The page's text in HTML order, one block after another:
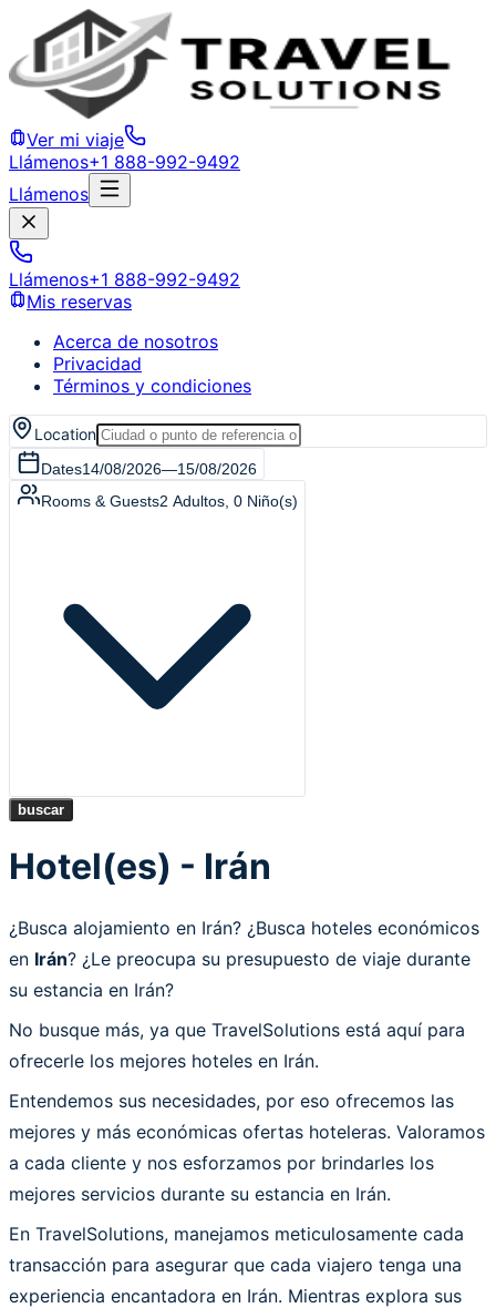
Ver mi viaje
Llámenos+1 888-992-9492
Llámenos
Llámenos+1 888-992-9492
Mis reservas
Acerca de nosotros
Privacidad
Términos y condiciones
Location
Dates14/08/2026—15/08/2026
Rooms & Guests2 Adultos 0 Niño(s)
buscar
Hotel(es) - Irán
¿Busca alojamiento en Irán? ¿Busca hoteles económicos
en Irán? ¿Le preocupa su presupuesto de viaje durante
su estancia en Irán?
No busque más, ya que TravelSolutions está aquí para
ofrecerle los mejores hoteles en Irán.
Entendemos sus necesidades, por eso ofrecemos las
mejores y más económicas ofertas hoteleras. Valoramos
a cada cliente y nos esforzamos por brindarles los
mejores servicios durante su estancia en Irán.
En TravelSolutions, manejamos meticulosamente cada
transacción para asegurar que cada viajero tenga una
experiencia encantadora en Irán. Mientras explora sus